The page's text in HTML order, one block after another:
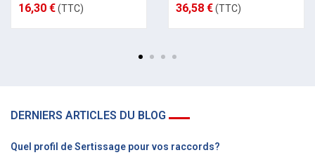
16,30 €(TTC) 36,58 €(TTC)
DERNIERS ARTICLES DU BLOG
Quel profil de Sertissage pour vos raccords?